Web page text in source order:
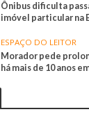
Ônibus dificulta
imóvel particular na
ESPAÇO DO LEITOR
Morador pede
há mais de 10 anos